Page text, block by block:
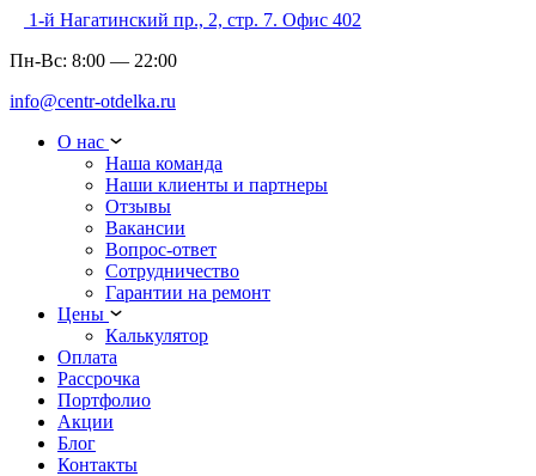
1-й Нагатинский пр., 2, стр. 7. Офис 402
Пн-Вс: 8:00 — 22:00
info@centr-otdelka.ru
О нас
Наша команда
Наши клиенты и партнеры
Отзывы
Вакансии
Вопрос-ответ
Сотрудничество
Гарантии на ремонт
Цены
Калькулятор
Оплата
Рассрочка
Портфолио
Акции
Блог
Контакты